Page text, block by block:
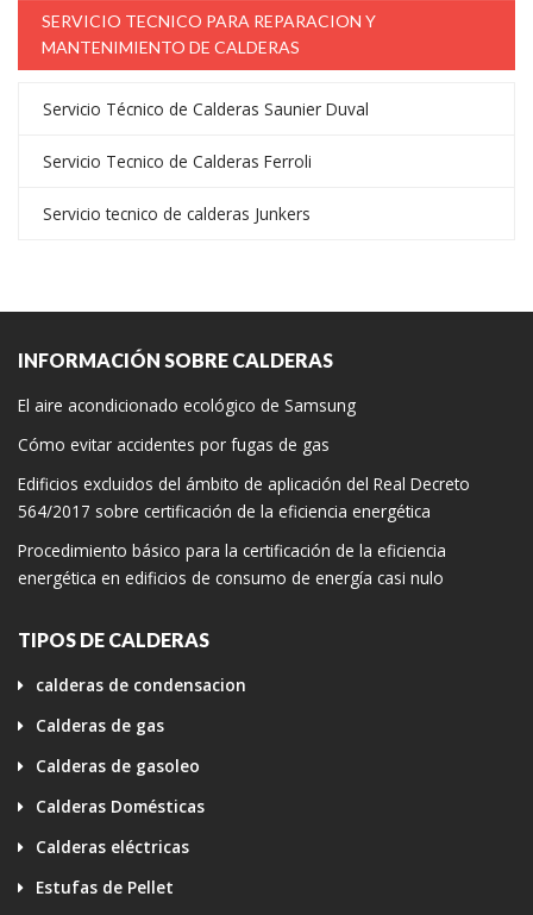
SERVICIO TECNICO PARA REPARACION Y
MANTENIMIENTO DE CALDERAS
Servicio Técnico de Calderas Saunier Duval
Servicio Tecnico de Calderas Ferroli
Servicio tecnico de calderas Junkers
INFORMACIÓN SOBRE CALDERAS
El aire acondicionado ecológico de Samsung
Cómo evitar accidentes por fugas de gas
Edificios excluidos del ámbito de aplicación del Real Decreto
564/2017 sobre certificación de la eficiencia energética
Procedimiento básico para la certificación de la eficiencia
energética en edificios de consumo de energía casi nulo
TIPOS DE CALDERAS
calderas de condensacion
Calderas de gas
Calderas de gasoleo
Calderas Domésticas
Calderas eléctricas
Estufas de Pellet